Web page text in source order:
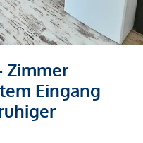
Zimmer
Eingang